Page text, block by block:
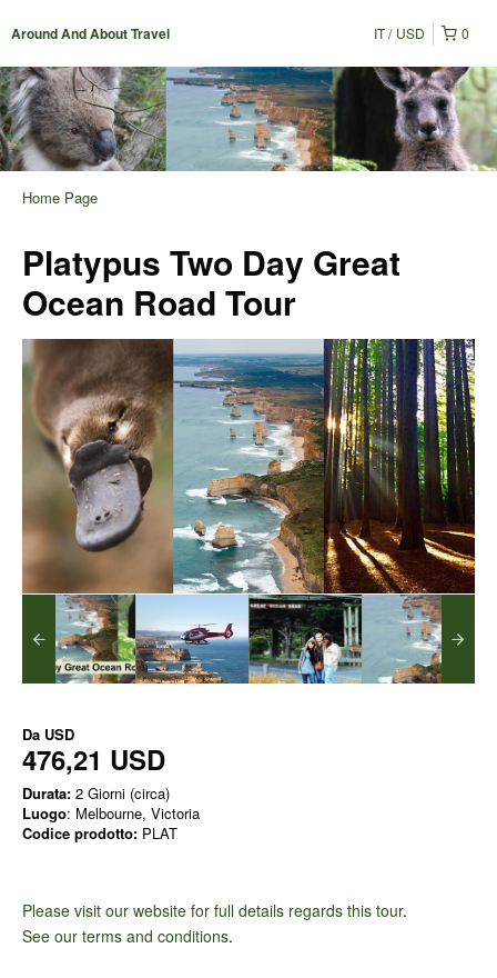
Around And About Travel 0
IT USD
Home Page
Platypus Two Day Great
Ocean Road Tour
Da USD
476,21 USD
Durata: 2 Giorni (circa)
Luogo: Melbourne, Victoria
Codice prodotto: PLAT
Please visit our website for full details regards this tour.
See our terms and conditions.